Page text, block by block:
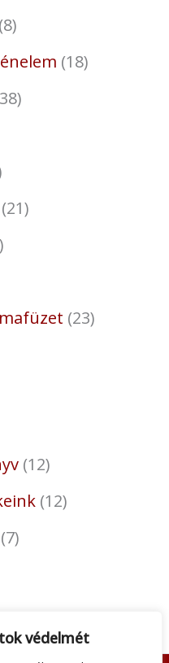
védelmét
8
18
21
23
12
12
7